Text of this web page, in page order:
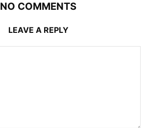
NO COMMENTS
LEAVE A REPLY